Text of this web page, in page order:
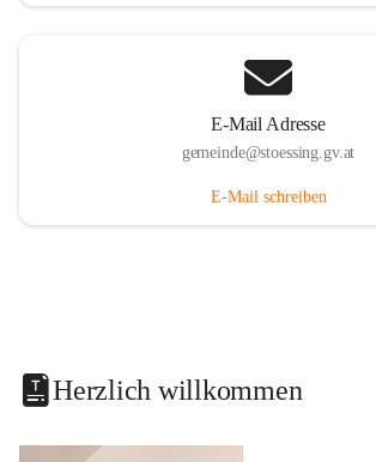
E-Mail Adresse
gemeinde@stoessing.gv.at
E-Mail schreiben
Herzlich willkommen